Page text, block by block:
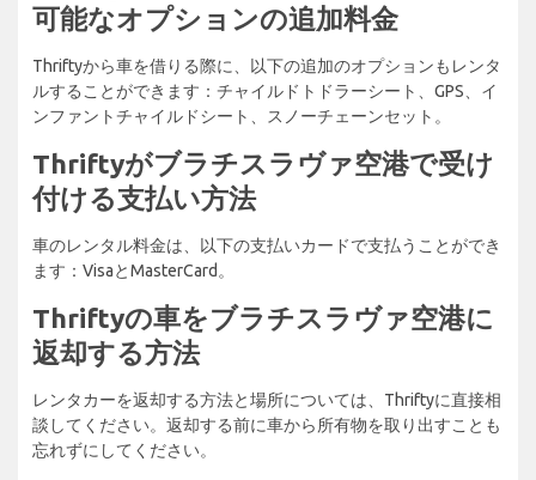
可能なオプションの追加料金
Thriftyから車を借りる際に、以下の追加のオプションもレンタ
ルすることができます：チャイルドトドラーシート、GPS、イ
ンファントチャイルドシート、スノーチェーンセット。
Thriftyがブラチスラヴァ空港で受け
付ける支払い方法
車のレンタル料金は、以下の支払いカードで支払うことができ
ます：VisaとMasterCard。
Thriftyの車をブラチスラヴァ空港に
返却する方法
レンタカーを返却する方法と場所については、Thriftyに直接相
談してください。返却する前に車から所有物を取り出すことも
忘れずにしてください。